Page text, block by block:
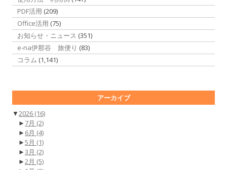
PDF活用 (209)
Office活用 (75)
お知らせ・ニュース (351)
e-na伊那谷 旅便り (83)
コラム (1,141)
アーカイブ
▼2026 (16)
► 7月 (2)
► 6月 (4)
►5月 (1)
►3月 (2)
►2月 (5)